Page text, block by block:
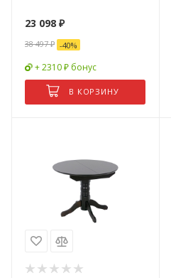
23 098 ₽
38 497₽ -40%
+ 2310 ₽ бонус
В КОРЗИНУ